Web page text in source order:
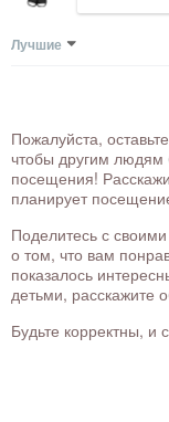
Лучшие
Пожалуйста,
чтобы другим
посещения!
планирует
Поделитесь с
о том, что вам
показалось
детьми, расскажите
Будьте корректны, и